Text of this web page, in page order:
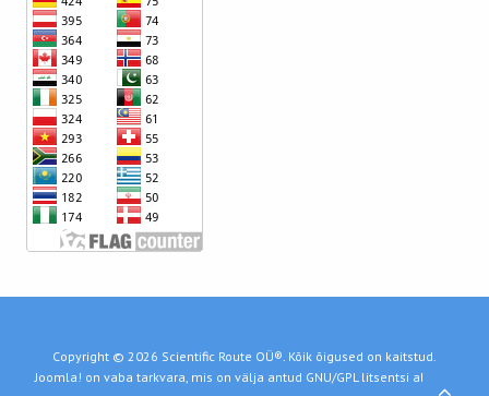
Copyright © 2026 Scientific Route OÜ®. Kõik õigused on kaitstud.
Joomla! on vaba tarkvara, mis on välja antud GNU/GPL litsentsi alusel.